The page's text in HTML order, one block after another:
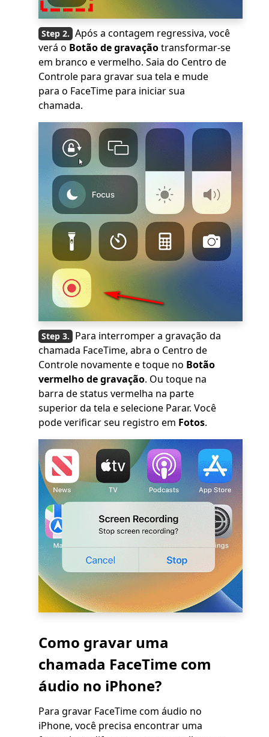
Após a contagem regressiva, você
verá o Botão de gravaçãotransformar-se
em branco e vermelho. Saia do Centro de
Controle para gravar sua tela e mude
para o FaceTime para iniciar sua
chamada.
Para interromper a gravação da
chamada FaceTime, abra o Centro de
Controle novamente e toque no Botão
vermelho de gravação. Ou toque na
barra de status vermelha na parte
superior da tela e selecione Parar. Você
pode verificar seu registro em Fotos.
Como gravar uma
chamada FaceTime com
áudio no iPhone?
Para gravar FaceTime com áudio no
iPhone, você precisa encontrar uma